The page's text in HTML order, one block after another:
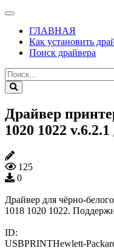
ГЛАВНАЯ
Как установить
Поиск драйвера
Драйвер
1020 1022
125
0
Драйвер для чёрно-
1018 1020 1022.
ID:
USBPRINTHewlett-